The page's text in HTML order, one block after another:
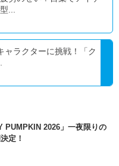
...
ャラクターに挑戦！「ク
PUMPKIN 2026」一夜限りの
定！